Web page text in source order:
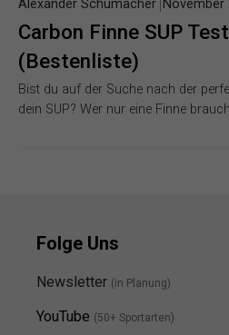
Carbon Finne SUP
(Bestenliste)
Alexander Schumacher November
Bist du auf der Suche nach der
dein SUP? Wer nur eine Finne
Folge Uns
Newsletter (in Planung)
YouTube (50+ Sportarten)